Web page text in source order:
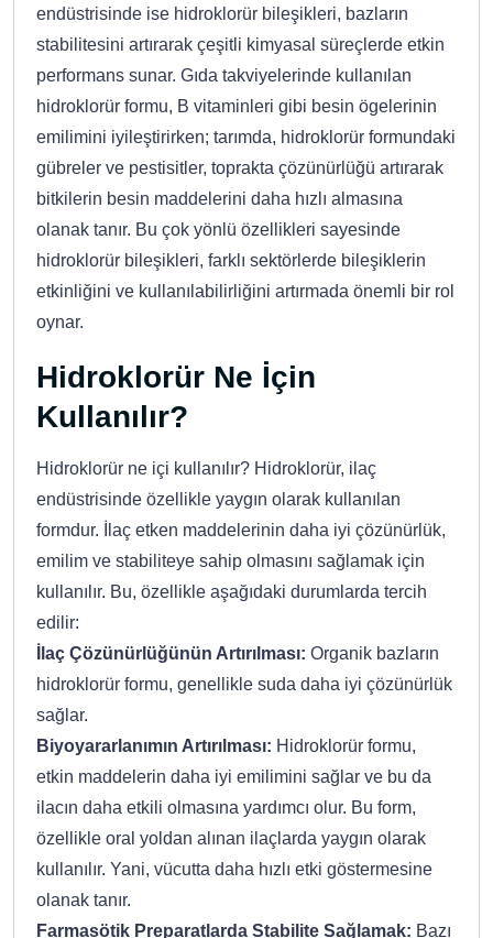
endüstrisinde ise hidroklorür bileşikleri, bazların
stabilitesini artırarak çeşitli kimyasal süreçlerde etkin
performans sunar. Gıda takviyelerinde kullanılan
hidroklorür formu, B vitaminleri gibi besin ögelerinin
emilimini iyileştirirken; tarımda, hidroklorür formundaki
gübreler ve pestisitler, toprakta çözünürlüğü artırarak
bitkilerin besin maddelerini daha hızlı almasına
olanak tanır. Bu çok yönlü özellikleri sayesinde
hidroklorür bileşikleri, farklı sektörlerde bileşiklerin
etkinliğini ve kullanılabilirliğini artırmada önemli bir rol
oynar.
Hidroklorür Ne İçin
Kullanılır?
Hidroklorür ne içi kullanılır? Hidroklorür, ilaç
endüstrisinde özellikle yaygın olarak kullanılan
formdur. İlaç etken maddelerinin daha iyi çözünürlük,
emilim ve stabiliteye sahip olmasını sağlamak için
kullanılır. Bu, özellikle aşağıdaki durumlarda tercih
edilir:
İlaç Çözünürlüğünün Artırılması: Organik bazların
hidroklorür formu, genellikle suda daha iyi çözünürlük
sağlar.
Biyoyararlanımın Artırılması: Hidroklorür formu,
etkin maddelerin daha iyi emilimini sağlar ve bu da
ilacın daha etkili olmasına yardımcı olur. Bu form,
özellikle oral yoldan alınan ilaçlarda yaygın olarak
kullanılır. Yani, vücutta daha hızlı etki göstermesine
olanak tanır.
Farmasötik Preparatlarda Stabilite Sağlamak: Bazı